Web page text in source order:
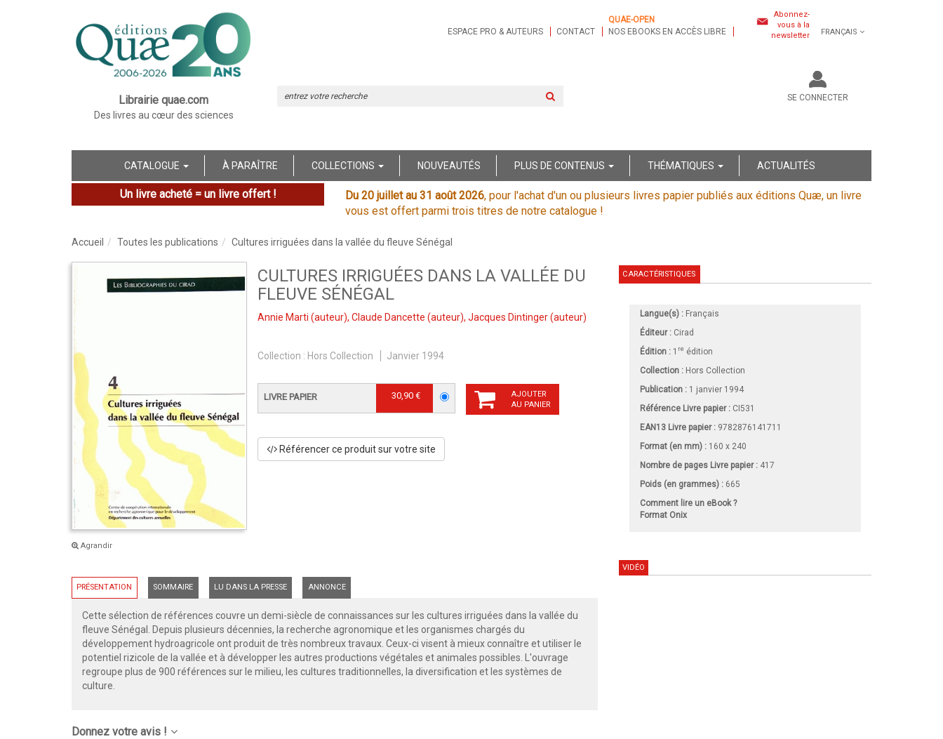
Librairie quae.com
Des livres au cœur des sciences
ESPACE PRO & AUTEURS CONTACT
QUAE-OPEN
NOS EBOOKS EN ACCÈS LIBRE
Abonnez-
vous à la
newsletter
FRANÇAIS
SE CONNECTER
CATALOGUE À PARAÎTRE COLLECTIONS NOUVEAUTÉS PLUS DE CONTENUS THÉMATIQUES ACTUALITÉS
Un livre acheté = un livre offert ! Du 20 juillet au 31 août 2026, pour l'achat d'un ou plusieurs livres papier publiés aux éditions Quæ, un livre
vous est offert parmi trois titres de notre catalogue !
Accueil Toutes les publications Cultures irriguées dans la vallée du fleuve Sénégal
Agrandir
CULTURES IRRIGUÉES DANS LA VALLÉE DU
FLEUVE SÉNÉGAL
Annie Marti (auteur), Claude Dancette (auteur), Jacques Dintinger(auteur)
Collection : Hors Collection Janvier 1994
LIVRE PAPIER 30,90 €
AJOUTER
AU PANIER
Référencer ce produit sur votre site
PRÉSENTATION SOMMAIRE LU DANS LA PRESSE ANNONCE
Cette sélection de références couvre un demi-siècle de connaissances sur les cultures irriguées dans la vallée du
fleuve Sénégal. Depuis plusieurs décennies, la recherche agronomique et les organismes chargés du
développement hydroagricole ont produit de très nombreux travaux. Ceux-ci visent à mieux connaître et utiliser le
potentiel rizicole de la vallée et à développer les autres productions végétales et animales possibles. L'ouvrage
regroupe plus de 900 références sur le milieu, les cultures traditionnelles, la diversification et les systèmes de
culture.
Donnez votre avis !
CARACTÉRISTIQUES
Langue(s) : Français
Éditeur : Cirad
Édition : 1 re édition
Collection : Hors Collection
Publication : 1 janvier 1994
Référence Livre papier : CI531
EAN13 Livre papier : 9782876141711
Format (en mm) : 160 x 240
Nombre de pages Livre papier: 417
Poids (en grammes) : 665
Comment lire un eBook ?
Format Onix
VIDÉO